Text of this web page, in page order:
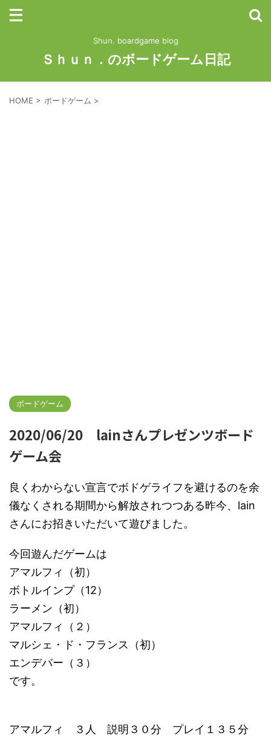
Shun. boardgame blog
Ｓｈｕｎ．のボードゲーム日記
HOME > ボードゲーム >
ボードゲーム
2020/06/20 lainさんプレゼンツボード
ゲーム会
良くわからない宣言でボドゲライフを避けるのを余
儀なくされる期間から解放されつつある昨今、lain
さんにお招きいただいて遊びました。
今回遊んだゲームは
アマルフィ（初）
ボトルインプ（12）
ラーメン（初）
アマルフィ（２）
マルシェ・ド・フランス（初）
エンデバー（３）
です。
アマルフィ ３人 説明３０分 プレイ１３５分